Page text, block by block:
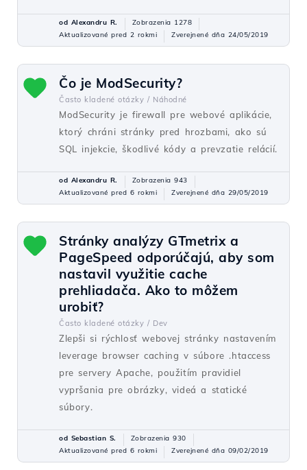
od Alexandru R.
Zobrazenia 1278
Aktualizované pred 2 rokmi
Zverejnené dňa 24/05/2019
Čo je ModSecurity?
Často kladené otázky / Náhodné
ModSecurity je firewall pre webové aplikácie,
ktorý chráni stránky pred hrozbami, ako sú
SQL injekcie, škodlivé kódy a prevzatie relácií.
od Alexandru R.
Zobrazenia 943
Aktualizované pred 6 rokmi
Zverejnené dňa 29/05/2019
Stránky analýzy GTmetrix a
PageSpeed odporúčajú, aby som
nastavil využitie cache
prehliadača. Ako to môžem
urobiť?
Často kladené otázky / Dev
Zlepši si rýchlosť webovej stránky nastavením
leverage browser caching v súbore .htaccess
pre servery Apache, použitím pravidiel
vypršania pre obrázky, videá a statické
súbory.
od Sebastian S.
Zobrazenia 930
Aktualizované pred 6 rokmi
Zverejnené dňa 09/02/2019